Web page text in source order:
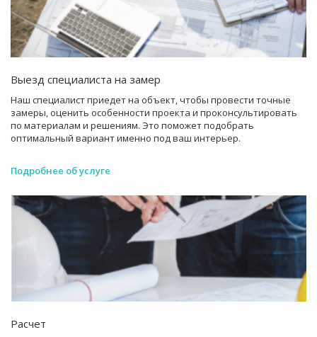
Выезд специалиста на замер
Наш специалист приедет на объект, чтобы провести точные
замеры, оценить особенности проекта и проконсультировать
по материалам и решениям. Это поможет подобрать
оптимальный вариант именно под ваш интерьер.
Подробнее об услуге
Расчет